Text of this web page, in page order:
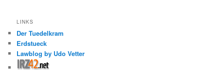
LINKS
Der Tuedelkram
Erdstueck
Lawblog by Udo Vetter